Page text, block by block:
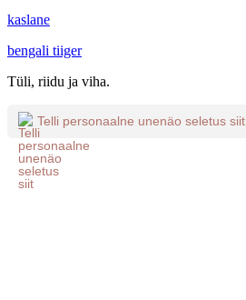
kaslane
bengali tiiger
Tüli, riidu ja viha.
Telli personaalne unenäo seletus siit